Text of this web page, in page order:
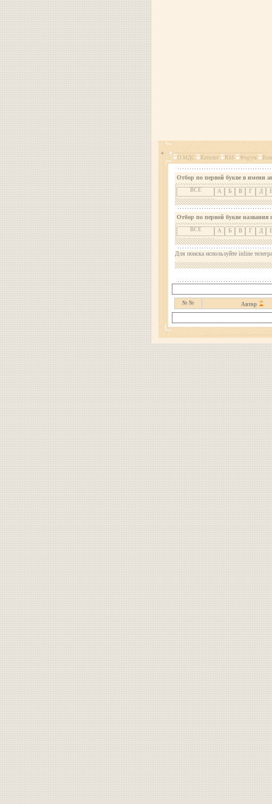
О МДС Каталог RSS Форум
Отбор по первой букве в имени
ВСЕ А Б В Г Д
Отбор по первой букве названия
ВСЕ А Б В Г Д
Для поиска используйте inline
№ № Автор